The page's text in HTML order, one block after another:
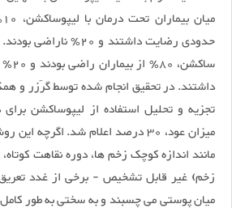
حدودی رضایت داشتند و
تجزیه و تحلیل استفاده از لیپوساکشن
میزان عود، 30 درصد اعلام شد.
مانند اندازه کوچک زخم ها، دوره نقاهت
زخم) غیر قابل تشخیص - برخی از غدد
میان پوستی می چسبند و به سختی به طور